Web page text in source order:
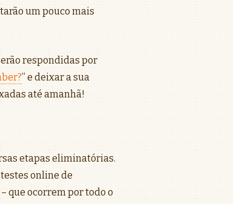
um pouco mais
respondidas por
” e deixar a sua
até amanhã!
etapas eliminatórias.
online de
que ocorrem por todo o